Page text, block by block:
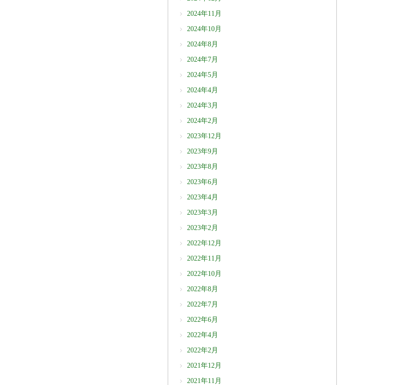
2024年11月
2024年10月
2024年8月
2024年7月
2024年5月
2024年4月
2024年3月
2024年2月
2023年12月
2023年9月
2023年8月
2023年6月
2023年4月
2023年3月
2023年2月
2022年12月
2022年11月
2022年10月
2022年8月
2022年7月
2022年6月
2022年4月
2022年2月
2021年12月
2021年11月